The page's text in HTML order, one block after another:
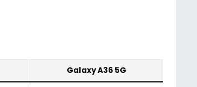
Galaxy A36 5G